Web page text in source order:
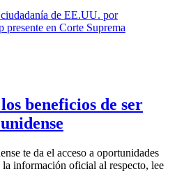
beneficios de ser
te da el acceso a oportunidades
la información oficial al respecto, lee